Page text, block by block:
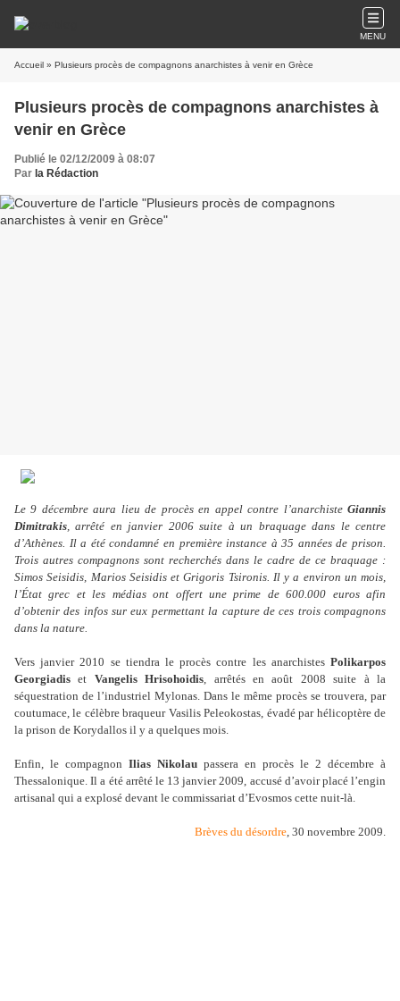
MENU
Accueil » Plusieurs procès de compagnons anarchistes à venir en Grèce
Plusieurs procès de compagnons anarchistes à
venir en Grèce
Publié le 02/12/2009 à 08:07
Par la Rédaction
Le 9 décembre aura lieu de procès en appel contre l’anarchiste Giannis
Dimitrakis, arrêté en janvier 2006 suite à un braquage dans le centre
d’Athènes. Il a été condamné en première instance à 35 années de prison.
Trois autres compagnons sont recherchés dans le cadre de ce braquage :
Simos Seisidis, Marios Seisidis et Grigoris Tsironis. Il y a environ un mois,
l’État grec et les médias ont offert une prime de 600.000 euros afin
d’obtenir des infos sur eux permettant la capture de ces trois compagnons
dans la nature.
Vers janvier 2010 se tiendra le procès contre les anarchistes Polikarpos
Georgiadis et Vangelis Hrisohoidis, arrêtés en août 2008 suite à la
séquestration de l’industriel Mylonas. Dans le même procès se trouvera, par
coutumace, le célèbre braqueur Vasilis Peleokostas, évadé par hélicoptère de
la prison de Korydallos il y a quelques mois.
Enfin, le compagnon Ilias Nikolau passera en procès le 2 décembre à
Thessalonique. Il a été arrêté le 13 janvier 2009, accusé d’avoir placé l’engin
artisanal qui a explosé devant le commissariat d’Evosmos cette nuit-là.
Brèves du désordre, 30 novembre 2009.